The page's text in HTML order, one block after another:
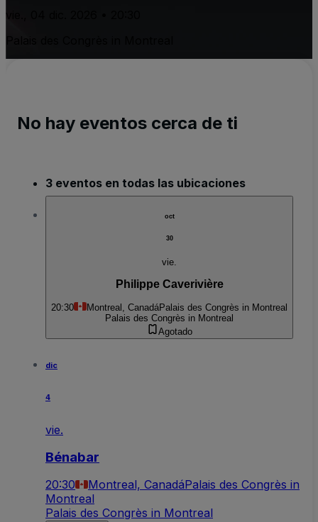
No hay eventos cerca de ti
3 eventos en todas las ubicaciones
oct
30
vie.
Philippe Caverivière
20:30 Montreal, CanadáPalais des Congrès in Montreal
Palais des Congrès in Montreal
Agotado
dic
4
vie.
Bénabar
20:30 Montreal, CanadáPalais des Congrès in
Montreal
Palais des Congrès in Montreal